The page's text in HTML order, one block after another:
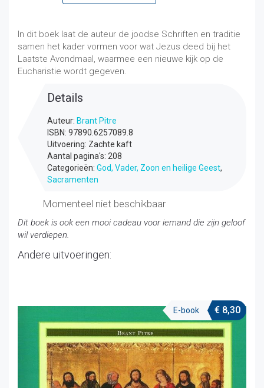
In dit boek laat de auteur de joodse Schriften en traditie
samen het kader vormen voor wat Jezus deed bij het
Laatste Avondmaal, waarmee een nieuwe kijk op de
Eucharistie wordt gegeven.
Details
Auteur: Brant Pitre
ISBN: 97890.6257089.8
Uitvoering: Zachte kaft
Aantal pagina's: 208
Categorieën: God, Vader, Zoon en heilige Geest,
Sacramenten
Momenteel niet beschikbaar
Dit boek is ook een mooi cadeau voor iemand die zijn geloof
wil verdiepen.
Andere uitvoeringen:
€ 8,30
E-book